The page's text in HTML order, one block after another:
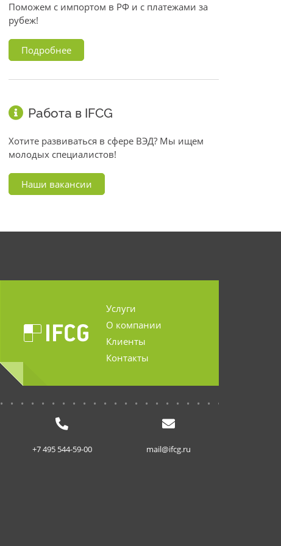
Поможем с импортом в РФ и с платежами за
рубеж!
Подробнее
Работа в IFCG
Хотите развиваться в сфере ВЭД? Мы ищем
молодых специалистов!
Наши вакансии
Услуги
О компании
Клиенты
Контакты
+7 495 544-59-00 mail@ifcg.ru